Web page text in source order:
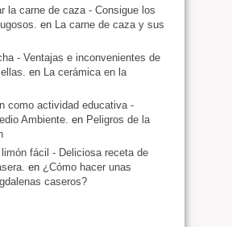
la carne de caza - Consigue los
en La carne de caza y sus
- Ventajas e inconvenientes de
en La cerámica en la
como actividad educativa -
Ambiente. en Peligros de la
fácil - Deliciosa receta de
en ¿Cómo hacer unas
caseros?